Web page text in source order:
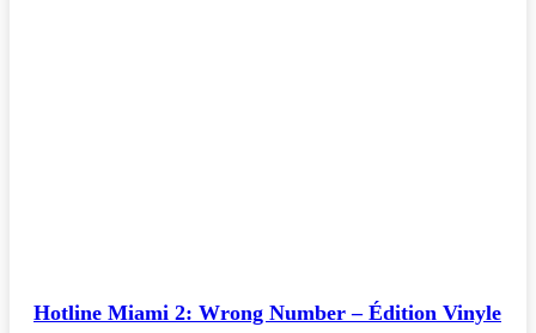
Hotline Miami 2: Wrong Number – Édition Vinyle